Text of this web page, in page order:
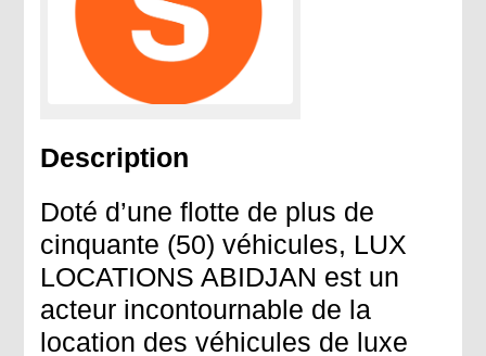
Description
Doté d’une flotte de plus de
cinquante (50) véhicules, LUX
LOCATIONS ABIDJAN est un
acteur incontournable de la
location des véhicules de luxe